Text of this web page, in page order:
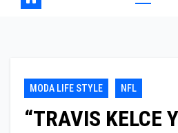
MODA LIFE STYLE NFL
“TRAVIS KELCE